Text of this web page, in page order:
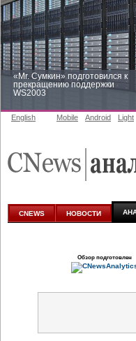
«Mr. Сумкин» подготовился к
прекращению поддержки
WS2003
аналитике
English Mobile Android Light
CNEWS НОВОСТИ
Обзор подготовлен